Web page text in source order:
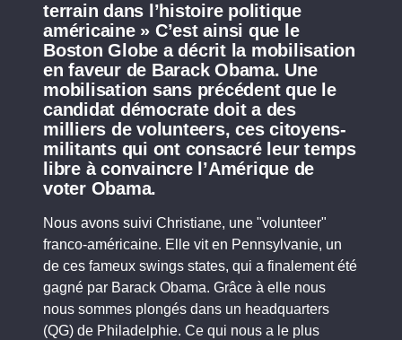
terrain dans l’histoire politique
américaine » C’est ainsi que le
Boston Globe a décrit la mobilisation
en faveur de Barack Obama. Une
mobilisation sans précédent que le
candidat démocrate doit a des
milliers de volunteers, ces citoyens-
militants qui ont consacré leur temps
libre à convaincre l’Amérique de
voter Obama.
Nous avons suivi Christiane, une "volunteer"
franco-américaine. Elle vit en Pennsylvanie, un
de ces fameux swings states, qui a finalement été
gagné par Barack Obama. Grâce à elle nous
nous sommes plongés dans un headquarters
(QG) de Philadelphie. Ce qui nous a le plus